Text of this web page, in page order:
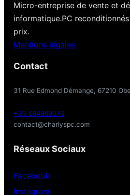
Micro-entreprise de vente et
informatique.PC
prix.
Mentions légales
Contact
31 Rue Edmond Démange, 67210
+33 684969076
contact@charlyspc.com
Réseaux Sociaux
Facebook
Instagram